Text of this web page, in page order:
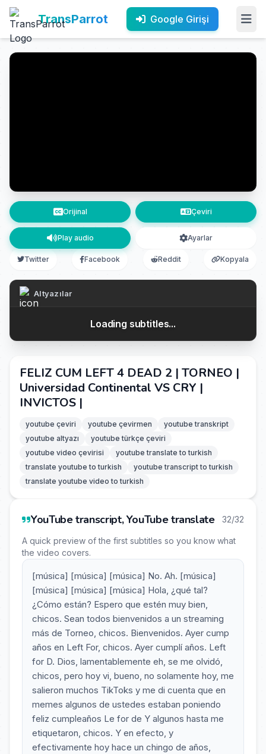
TransParrot Google Girişi
Orijinal Çeviri
Play audio Ayarlar
Twitter Facebook Reddit Kopyala
Altyazılar
Loading subtitles...
FELIZ CUM LEFT 4 DEAD 2 | TORNEO |
Universidad Continental VS CRY |
INVICTOS |
youtube çeviri youtube çevirmen
youtube transkript
youtube altyazı
youtube türkçe çeviri
youtube video çevirisi
youtube translate to turkish
translate youtube to turkish
youtube transcript to turkish
translate youtube video to turkish
YouTube transcript, YouTube translate 32/32
A quick preview of the first subtitles so you know what
the video covers.
[música] [música] [música] No. Ah. [música]
[música] [música] [música] Hola, ¿qué tal?
¿Cómo están? Espero que estén muy bien,
chicos. Sean todos bienvenidos a un streaming
más de Torneo, chicos. Bienvenidos. Ayer cump
años en Left For, chicos. Ayer cumplí años. Left
for D. Dios, lamentablemente eh, se me olvidó,
chicos, pero hoy vi, bueno, no solamente hoy, me
salieron muchos TikToks y me di cuenta que en
memes algunos de ustedes estaban poniendo
feliz cumpleaños Le for de Y algunos hasta me
etiquetaron, chicos. Y en efecto, y
efectivamente hoy hace un chingo de años,